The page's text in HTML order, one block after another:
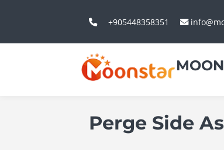
+905448358351
Perge Side